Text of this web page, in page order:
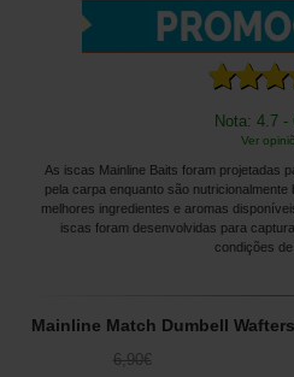
Nota: 4.7 -
Ver
As iscas Mainline Baits foram projetadas
pela carpa enquanto são
melhores ingredientes e aromas
iscas foram desenvolvidas para
condições de
Mainline Match Dumbell
6,90€